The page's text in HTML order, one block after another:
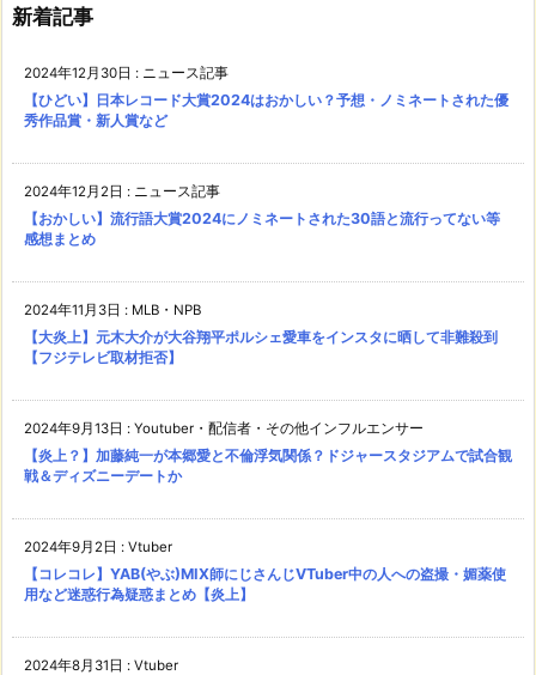
新着記事
2024年12月30日 : ニュース記事
【ひどい】日本レコード大賞2024はおかしい？予想・ノミネートされた優
秀作品賞・新人賞など
2024年12月2日 : ニュース記事
【おかしい】流行語大賞2024にノミネートされた30語と流行ってない等
感想まとめ
2024年11月3日 : MLB・NPB
【大炎上】元木大介が大谷翔平ポルシェ愛車をインスタに晒して非難殺到
【フジテレビ取材拒否】
2024年9月13日 : Youtuber・配信者・その他インフルエンサー
【炎上？】加藤純一が本郷愛と不倫浮気関係？ドジャースタジアムで試合観
戦＆ディズニーデートか
2024年9月2日 : Vtuber
【コレコレ】YAB(やぶ)MIX師にじさんじVTuber中の人への盗撮・媚薬使
用など迷惑行為疑惑まとめ【炎上】
2024年8月31日 : Vtuber